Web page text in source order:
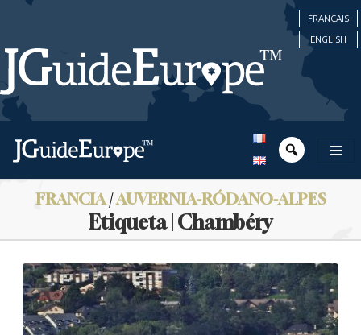
FRANÇAIS
ENGLISH
FRANCIA/AUVERNIA-RÓDANO-ALPES
Etiqueta | Chambéry